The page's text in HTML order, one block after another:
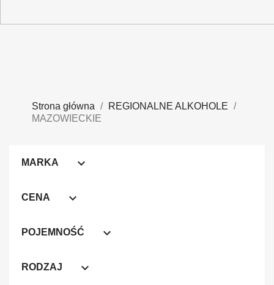
Strona główna
REGIONALNE ALKOHOLE
MAZOWIECKIE
MARKA 
CENA 
POJEMNOŚĆ 
RODZAJ 